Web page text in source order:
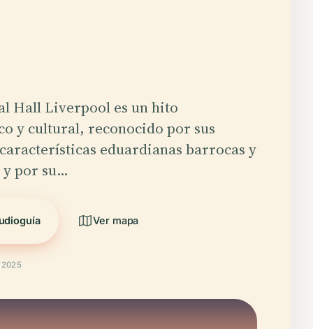
Hall Liverpool es un hito
y cultural, reconocido por sus
eduardianas barrocas y
por su…
Ver mapa